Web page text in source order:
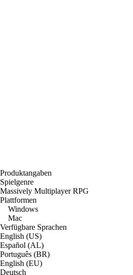
Produktangaben
Spielgenre
Massively Multiplayer RPG
Plattformen
Windows
Mac
Verfügbare Sprachen
English (US)
Español (AL)
Português (BR)
English (EU)
Deutsch